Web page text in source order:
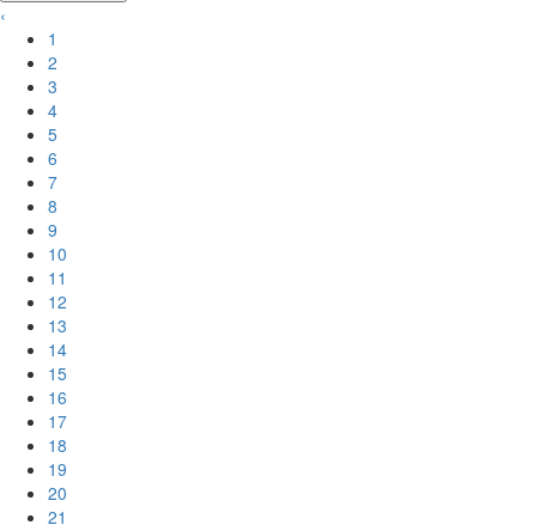
‹
1
2
3
4
5
6
7
8
9
10
11
12
13
14
15
16
17
18
19
20
21